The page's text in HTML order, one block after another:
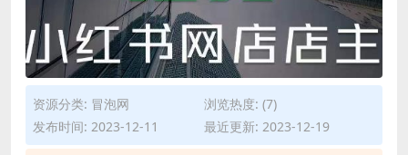
资源分类: 冒泡网
浏览热度: (7)
发布时间: 2023-12-11
最近更新: 2023-12-19